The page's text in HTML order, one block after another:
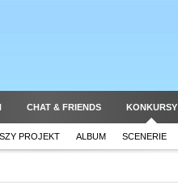
CHAT & FRIENDS KONKURSY
PROJEKT ALBUM SCENERIE